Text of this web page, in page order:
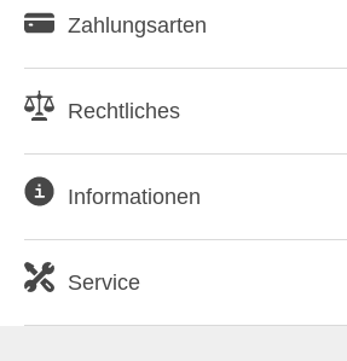
Zahlungsarten
Rechtliches
Informationen
Service